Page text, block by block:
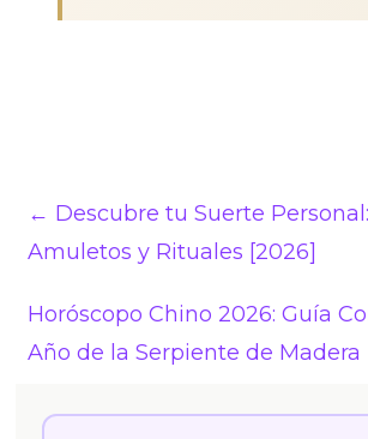
← Descubre tu Suerte
Amuletos y Rituales [2026]
Horóscopo Chino 2026: Guía
Año de la Serpiente de Madera